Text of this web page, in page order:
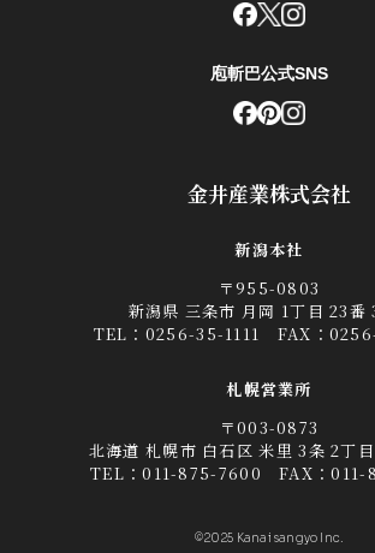
金井産業株式会社
新潟本社
〒955-0803
新潟県 三条市 月岡 1丁目 23番
TEL： 0256-35-1111 FAX：
札幌営業所
〒003-0873
北海道 札幌市 白石区 米里 3条 2丁
TEL：011-875-7600 FAX：011-
©2025 Kanai sangyo Inc.
庖斬巴公式SNS